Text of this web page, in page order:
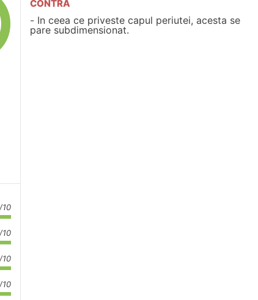
10
10
10
10
CONTRA
In ceea ce priveste capul periutei, acesta se
pare subdimensionat.